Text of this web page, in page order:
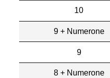
10
9 + Numerone
9
8 + Numerone